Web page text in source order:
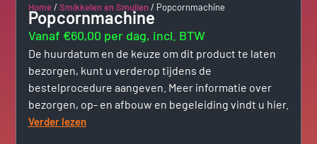
Home/ Smikkelen en Smullen/ Popcornmachine
Popcornmachine
Vanaf €60,00 per dag, incl. BTW
De huurdatum en de keuze om dit product te laten
bezorgen, kunt u verderop tijdens de
bestelprocedure aangeven. Meer informatie over
bezorgen, op- en afbouw en begeleiding vindt u hier.
Verder lezen